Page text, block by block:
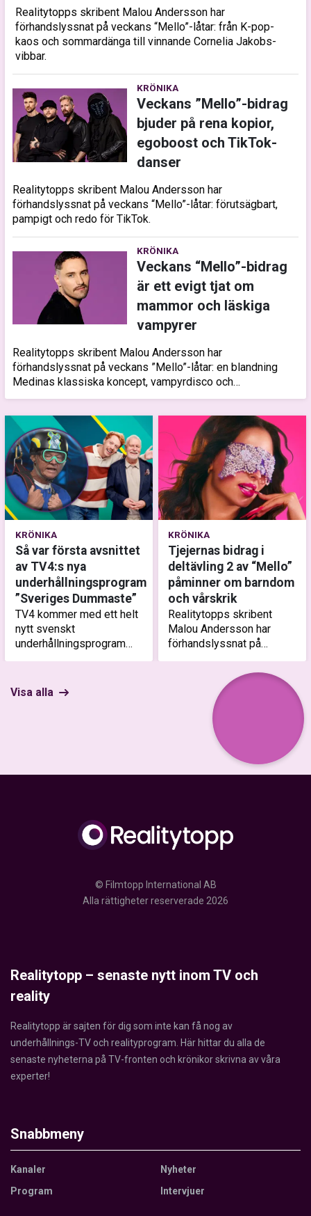
Realitytopps skribent Malou Andersson har
förhandslyssnat på veckans “Mello”-låtar: från K-pop-
kaos och sommardänga till vinnande Cornelia Jakobs-
vibbar.
KRÖNIKA
Veckans ”Mello”-bidrag
bjuder på rena kopior,
egoboost och TikTok-
danser
Realitytopps skribent Malou Andersson har
förhandslyssnat på veckans “Mello”-låtar: förutsägbart,
pampigt och redo för TikTok.
KRÖNIKA
Veckans “Mello”-bidrag
är ett evigt tjat om
mammor och läskiga
vampyrer
Realitytopps skribent Malou Andersson har
förhandslyssnat på veckans ”Mello”-låtar: en blandning
Medinas klassiska koncept, vampyrdisco och
musikalröster.
KRÖNIKA
Tjejernas bidrag i
deltävling 2 av “Mello”
påminner om barndom
och vårskrik
Realitytopps skribent
Malou Andersson har
förhandslyssnat på
veckans mellolåtar: en
blandning av nostalgibeat,
Disney och Veronica
Maggio. Men frågan är om
det verkligen är 2010-tal
KRÖNIKA
Så var första avsnittet
av TV4:s nya
underhållningsprogram
”Sveriges Dummaste”
TV4 kommer med ett helt
nytt svenskt
underhållningsprogram
med premiär idag –
och Realitytopp har sett
Visa alla
© Filmtopp International AB
Alla rättigheter reserverade 2026
Realitytopp – senaste nytt inom TV och
reality
Realitytopp är sajten för dig som inte kan få nog av
underhållnings-TV och realityprogram. Här hittar du alla de
senaste nyheterna på TV-fronten och krönikor skrivna av våra
experter!
Snabbmeny
Kanaler
Program
Nyheter
Intervjuer